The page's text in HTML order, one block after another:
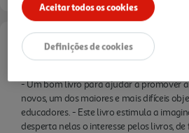
Informações de Marketing
- Um bom livro para ajudar a promover
novos, um dos maiores e mais difíceis
educadores. - Este livro estimula a
desperta nelas o interesse pelos livros,
Aceitar todos os cookies
Definições de cookies